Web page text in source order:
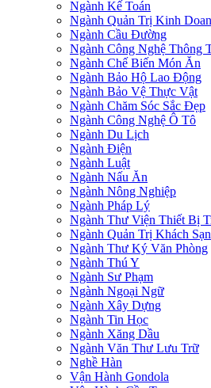
Ngành Kế Toán
Ngành Quản Trị Kinh
Ngành Cầu Đường
Ngành Công Nghệ Thông
Ngành Chế Biến Món Ăn
Ngành Bảo Hộ Lao Động
Ngành Bảo Vệ Thực Vật
Ngành Chăm Sóc Sắc Đẹp
Ngành Công Nghệ Ô Tô
Ngành Du Lịch
Ngành Điện
Ngành Luật
Ngành Nấu Ăn
Ngành Nông Nghiệp
Ngành Pháp Lý
Ngành Thư Viện Thiết Bị
Ngành Quản Trị Khách Sạn
Ngành Thư Ký Văn Phòng
Ngành Thú Y
Ngành Sư Phạm
Ngành Ngoại Ngữ
Ngành Xây Dựng
Ngành Tin Học
Ngành Xăng Dầu
Ngành Văn Thư Lưu Trữ
Nghề Hàn
Vận Hành Gondola